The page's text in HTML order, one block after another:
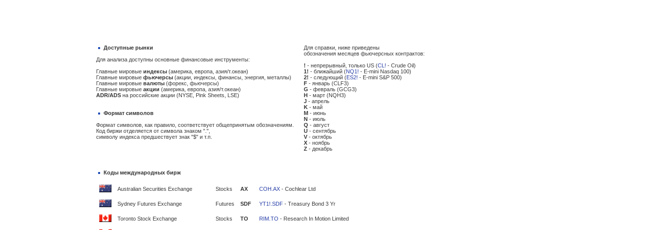
Доступные рынки
Для анализа доступны основные финансовые инструменты:
Главные мировые индексы (америка, европа, азия/т.океан)
Главные мировые фьючерсы (акции, индексы, финансы, энергия, металлы)
Главные мировые валюты (форекс, фьючерсы)
Главные мировые акции (америка, европа, азия/т.океан)
ADR/ADS на российские акции (NYSE, Pink Sheets, LSE)
Формат символов
Формат символов, как правило, соответствует общепринятым обозначениям.
Код биржи отделяется от символа знаком ".",
символу индекса предшествует знак "$" и т.п.
Для справки, ниже приведены
обозначения месяцев фьючерсных контрактов:
! - непрерывный, только US (CL! - Crude Oil)
1! - ближайший (NQ1! - E-mini Nasdaq 100)
2! - следующий (ES2! - E-mini S&P 500)
F - январь (CLF3)
G - февраль (GCG3)
H - март (NQH3)
J - апрель
K - май
M - июнь
N - июль
Q - август
U - сентябрь
V - октябрь
X - ноябрь
Z - декабрь
Коды международных бирж
Australian Securities Exchange Stocks AX COH.AX - Cochlear Ltd
Sydney Futures Exchange Futures SDF YT1!.SDF - Treasury Bond 3 Yr
Toronto Stock Exchange Stocks TO RIM.TO - Research In Motion Limited